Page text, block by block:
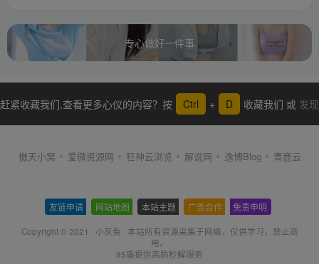
专心做好一件事
赶紧收藏我们,查看更多心仪的内容？按 Ctrl + D 收藏我们 或 发现
傲天小窝 爱微资源网 狂神云浏览 解说网 逸博Blog 青鹿云
友链申请 网站地图 本站主题 广告合作 免责申明
Copyright © 2021 · 小灰兔 · 本站所有资源采集于网络，仅供学习，禁止商
用。
95盾提供高防秒解服务